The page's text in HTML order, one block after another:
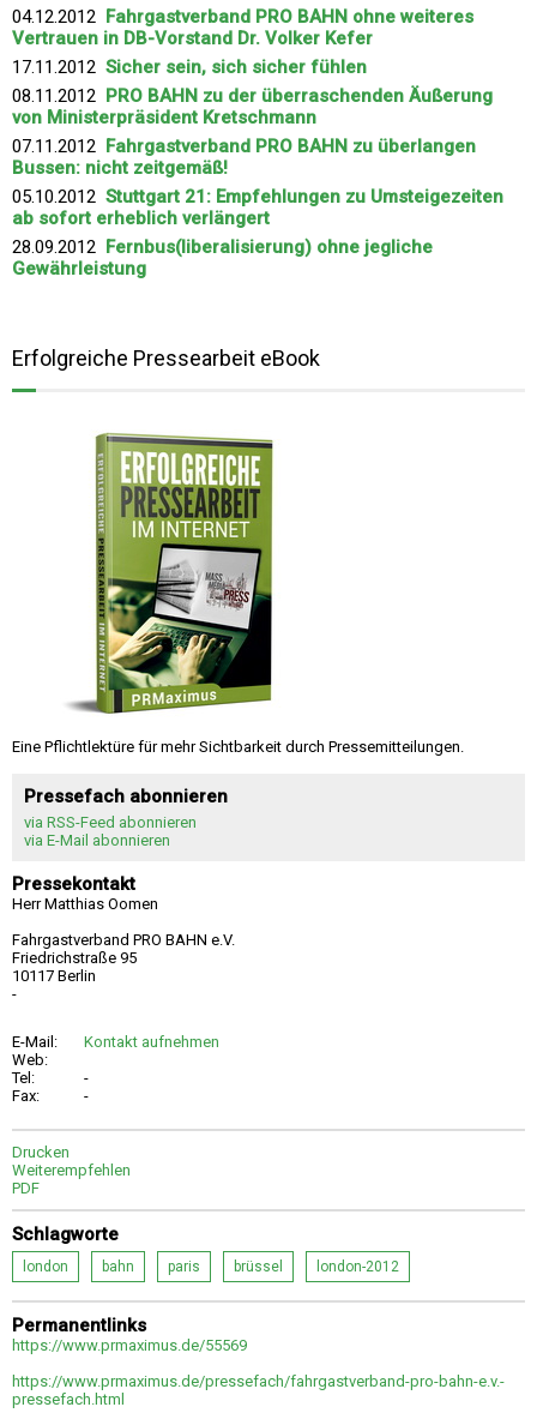
04.12.2012 Fahrgastverband PRO BAHN ohne weiteres
Vertrauen in DB-Vorstand Dr. Volker Kefer
17.11.2012 Sicher sein, sich sicher fühlen
08.11.2012 PRO BAHN zu der überraschenden Äußerung
von Ministerpräsident Kretschmann
07.11.2012 Fahrgastverband PRO BAHN zu überlangen
Bussen: nicht zeitgemäß!
05.10.2012 Stuttgart 21: Empfehlungen zu Umsteigezeiten
ab sofort erheblich verlängert
28.09.2012 Fernbus(liberalisierung) ohne jegliche
Gewährleistung
Erfolgreiche Pressearbeit eBook
Eine Pflichtlektüre für mehr Sichtbarkeit durch Pressemitteilungen.
Pressefach abonnieren
via RSS-Feed abonnieren
via E-Mail abonnieren
Pressekontakt
Herr Matthias Oomen
Fahrgastverband PRO BAHN e.V.
Friedrichstraße 95
10117 Berlin
-
E-Mail:
Kontakt aufnehmen
Web:
Tel:
-
Fax:
-
Drucken
Weiterempfehlen
PDF
Schlagworte
london bahn paris brüssel london-2012
Permanentlinks
https://www.prmaximus.de/55569
https://www.prmaximus.de/pressefach/fahrgastverband-pro-bahn-e.v.-
pressefach.html